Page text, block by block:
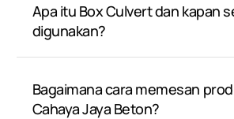
Apa itu Box Culvert dan kapan
digunakan?
Bagaimana cara memesan
Cahaya Jaya Beton?